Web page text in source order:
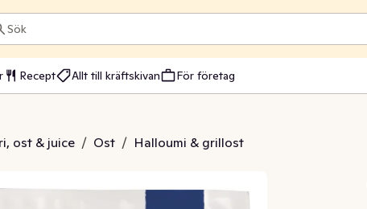
Recept Allt till kräftskivan För företag
ost & juice / Ost / Halloumi & grillost